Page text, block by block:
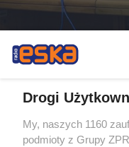
Drogi
My, naszych 1160
podmioty z Grupy